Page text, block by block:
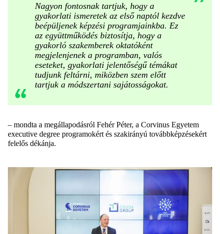
Nagyon fontosnak tartjuk, hogy a
gyakorlati ismeretek az első naptól kezdve
beépüljenek képzési programjainkba. Ez
az együttműködés biztosítja, hogy a
gyakorló szakemberek oktatóként
megjelenjenek a programban, valós
eseteket, gyakorlati jelentőségű témákat
tudjunk feltárni, miközben szem előtt
tartjuk a módszertani sajátosságokat.
– mondta a megállapodásról Fehér Péter, a Corvinus Egyetem
executive degree programokért és szakirányú továbbképzésekért
felelős dékánja.